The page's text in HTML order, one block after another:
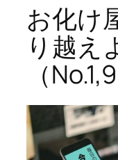
お化け
り越え
（